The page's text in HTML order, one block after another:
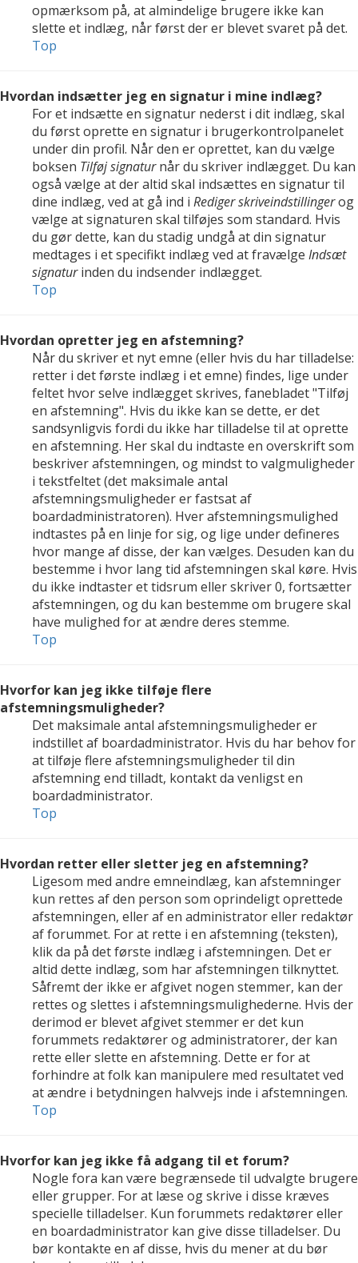
opmærksom på, at almindelige brugere ikke kan
slette et indlæg, når først der er blevet svaret på det.
Top
Hvordan indsætter jeg en signatur i mine indlæg?
For et indsætte en signatur nederst i dit indlæg, skal
du først oprette en signatur i brugerkontrolpanelet
under din profil. Når den er oprettet, kan du vælge
boksen Tilføj signaturnår du skriver indlægget. Du kan
også vælge at der altid skal indsættes en signatur til
dine indlæg, ved at gå ind i Rediger skriveindstillingerog
vælge at signaturen skal tilføjes som standard. Hvis
du gør dette, kan du stadig undgå at din signatur
medtages i et specifikt indlæg ved at fravælge Indsæt
signaturinden du indsender indlægget.
Top
Hvordan opretter jeg en afstemning?
Når du skriver et nyt emne (eller hvis du har tilladelse:
retter i det første indlæg i et emne) findes, lige under
feltet hvor selve indlægget skrives, fanebladet "Tilføj
en afstemning". Hvis du ikke kan se dette, er det
sandsynligvis fordi du ikke har tilladelse til at oprette
en afstemning. Her skal du indtaste en overskrift som
beskriver afstemningen, og mindst to valgmuligheder
i tekstfeltet (det maksimale antal
afstemningsmuligheder er fastsat af
boardadministratoren). Hver afstemningsmulighed
indtastes på en linje for sig, og lige under defineres
hvor mange af disse, der kan vælges. Desuden kan du
bestemme i hvor lang tid afstemningen skal køre. Hvis
du ikke indtaster et tidsrum eller skriver 0, fortsætter
afstemningen, og du kan bestemme om brugere skal
have mulighed for at ændre deres stemme.
Top
Hvorfor kan jeg ikke tilføje flere
afstemningsmuligheder?
Det maksimale antal afstemningsmuligheder er
indstillet af boardadministrator. Hvis du har behov for
at tilføje flere afstemningsmuligheder til din
afstemning end tilladt, kontakt da venligst en
boardadministrator.
Top
Hvordan retter eller sletter jeg en afstemning?
Ligesom med andre emneindlæg, kan afstemninger
kun rettes af den person som oprindeligt oprettede
afstemningen, eller af en administrator eller redaktør
af forummet. For at rette i en afstemning (teksten),
klik da på det første indlæg i afstemningen. Det er
altid dette indlæg, som har afstemningen tilknyttet.
Såfremt der ikke er afgivet nogen stemmer, kan der
rettes og slettes i afstemningsmulighederne. Hvis der
derimod er blevet afgivet stemmer er det kun
forummets redaktører og administratorer, der kan
rette eller slette en afstemning. Dette er for at
forhindre at folk kan manipulere med resultatet ved
at ændre i betydningen halvvejs inde i afstemningen.
Top
Hvorfor kan jeg ikke få adgang til et forum?
Nogle fora kan være begrænsede til udvalgte brugere
eller grupper. For at læse og skrive i disse kræves
specielle tilladelser. Kun forummets redaktører eller
en boardadministrator kan give disse tilladelser. Du
bør kontakte en af disse, hvis du mener at du bør